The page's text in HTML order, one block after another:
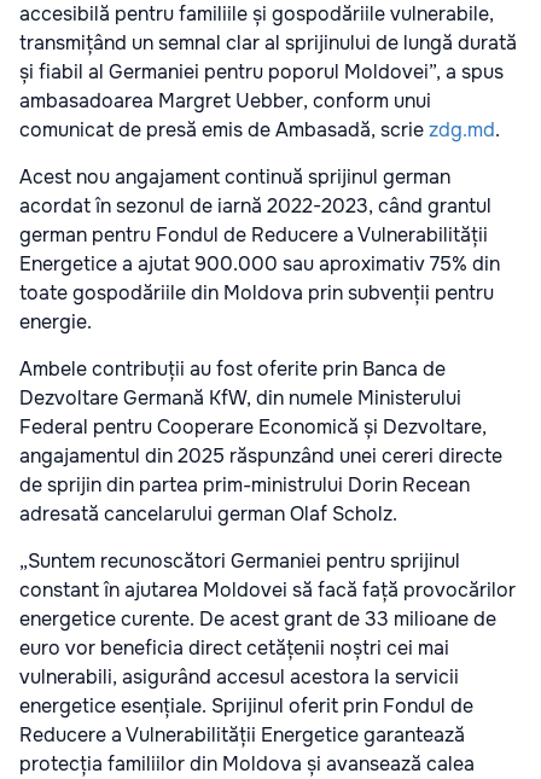
accesibilă pentru familiile și gospodăriile vulnerabile,
transmițând un semnal clar al sprijinului de lungă durată
și fiabil al Germaniei pentru poporul Moldovei”, a spus
ambasadoarea Margret Uebber, conform unui
comunicat de presă emis de Ambasadă, scriezdg.md.
Acest nou angajament continuă sprijinul german
acordat în sezonul de iarnă 2022-2023, când grantul
german pentru Fondul de Reducere a Vulnerabilității
Energetice a ajutat 900.000 sau aproximativ 75% din
toate gospodăriile din Moldova prin subvenții pentru
energie.
Ambele contribuții au fost oferite prin Banca de
Dezvoltare Germană KfW, din numele Ministerului
Federal pentru Cooperare Economică și Dezvoltare,
angajamentul din 2025 răspunzând unei cereri directe
de sprijin din partea prim-ministrului Dorin Recean
adresată cancelarului german Olaf Scholz.
„Suntem recunoscători Germaniei pentru sprijinul
constant în ajutarea Moldovei să facă față provocărilor
energetice curente. De acest grant de 33 milioane de
euro vor beneficia direct cetățenii noștri cei mai
vulnerabili, asigurând accesul acestora la servicii
energetice esențiale. Sprijinul oferit prin Fondul de
Reducere a Vulnerabilității Energetice garantează
protecția familiilor din Moldova și avansează calea